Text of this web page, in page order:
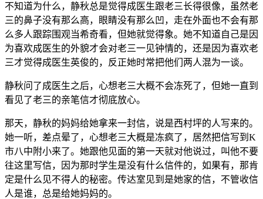
不知道为什么，静秋总是觉得成医生跟老三长得很像，虽然老
三的鼻子没有那么高，眼睛没有那么凹，走在外面也不会有那
么多人跟踪围观当希奇看，但她就觉得象。她不知道自己是因
为喜欢成医生的外貌才会对老三一见钟情的，还是因为喜欢老
三才觉得成医生英俊的，反正她时常把他们两人混为一谈。
静秋问了成医生之后，心想老三大概不会冻死了，但她一直到
看见了老三的亲笔信才彻底放心。
那天，静秋的妈妈给她拿来一封信，说是西村坪的人写来的。
她一听，差点晕了，心想老三大概是冻疯了，居然把信写到K
市八中附小来了。她跟他见面的第一天就对他说过，叫他不要
往这里写信，因为那时学生是没有什么信件的，如果有，那肯
定是什么见不得人的秘密。传达室见到是她家的信，不管收信
人是谁，总是给她妈妈的。